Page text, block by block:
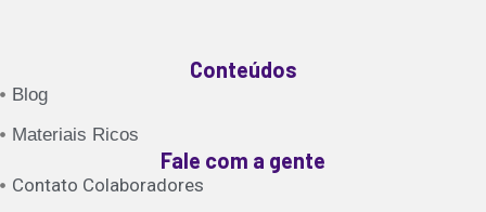
Conteúdos
Blog
Materiais Ricos
Fale com a gente
Contato Colaboradores